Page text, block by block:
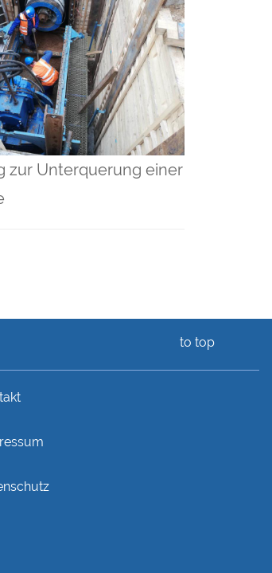
zur Unterquerung einer
to top